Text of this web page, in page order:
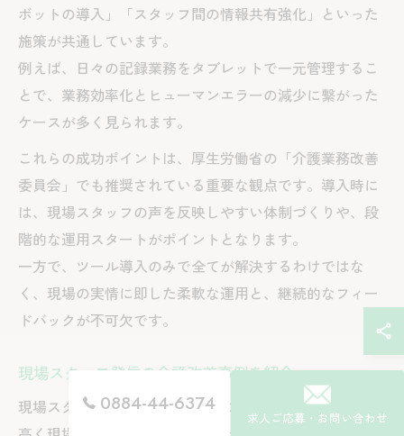
ボットの導入」「スタッフ間の情報共有強化」といった
施策が共通しています。
例えば、日々の記録業務をタブレットで一元管理するこ
とで、業務効率化とヒューマンエラーの減少に繋がった
ケースが多く見られます。
これらの成功ポイントは、厚生労働省の「介護業務改善
委員会」でも推奨されている重要な観点です。導入時に
は、現場スタッフの声を反映しやすい体制づくりや、段
階的な運用スタートがポイントとなります。
一方で、ツール導入のみで全てが解決するわけではな
く、現場の実情に即した柔軟な運用と、継続的なフィー
ドバックが不可欠です。
現場スタッフ発信の介護改善事例を紹介
現場スタッフからの提案をもとにした改善は、実効性が
0884-44-6374
求人ご応募・お問い合わせ